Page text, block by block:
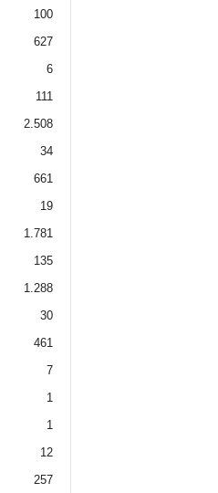
100
627
6
111
2.508
34
661
19
1.781
135
1.288
30
461
7
1
1
12
257